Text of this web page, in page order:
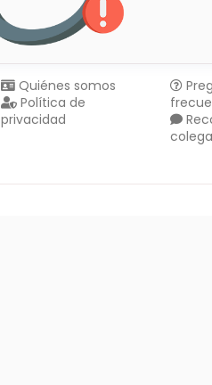
Quiénes somos
Política de
privacidad
colega